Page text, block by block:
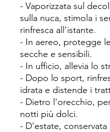
- Vaporizzata sul
sulla nuca, stimola i
rinfresca all’istante.
- In aereo, protegge
secche e sensibili.
- In ufficio, allevia lo
- Dopo lo sport,
idrata e distende i
- Dietro l'orecchio,
notti più dolci.
- D'estate, conservata